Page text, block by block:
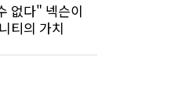
없다" 넥슨이
티의 가치